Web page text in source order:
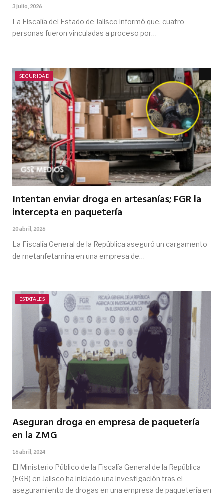
3 julio, 2026
La Fiscalía del Estado de Jalisco informó que, cuatro
personas fueron vinculadas a proceso por…
SEGURIDAD
Intentan enviar droga en artesanías; FGR la
intercepta en paquetería
20 abril, 2026
La Fiscalía General de la República aseguró un cargamento
de metanfetamina en una empresa de…
ESTATALES
Aseguran droga en empresa de paquetería
en la ZMG
16 abril, 2024
El Ministerio Público de la Fiscalía General de la República
(FGR) en Jalisco ha iniciado una investigación tras el
aseguramiento de drogas en una empresa de paquetería en